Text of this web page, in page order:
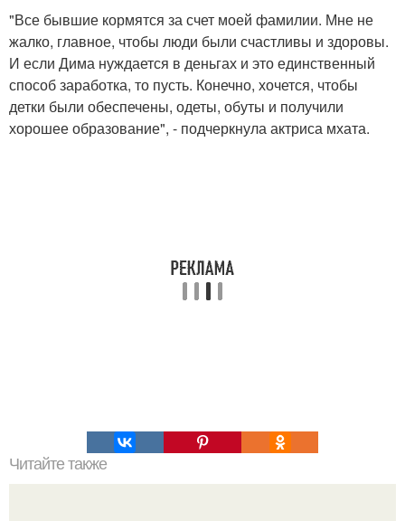
"Все бывшие кормятся за счет моей фамилии. Мне не
жалко, главное, чтобы люди были счастливы и здоровы.
И если Дима нуждается в деньгах и это единственный
способ заработка, то пусть. Конечно, хочется, чтобы
детки были обеспечены, одеты, обуты и получили
хорошее образование", - подчеркнула актриса мхата.
Читайте также